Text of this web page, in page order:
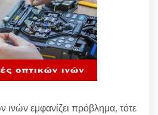
ινών εμφανίζει πρόβλημα, τότε